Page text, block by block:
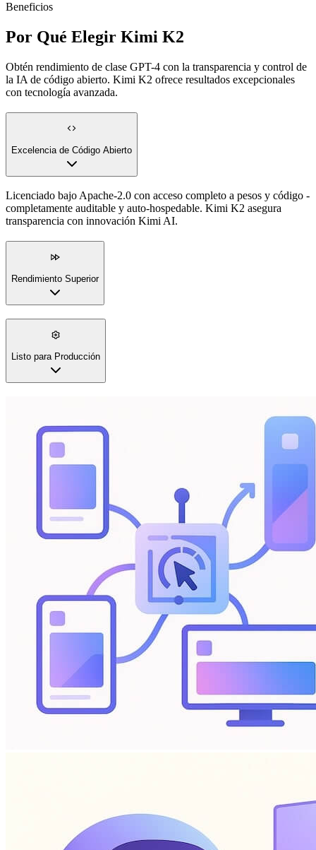
Beneficios
Por Qué Elegir Kimi K2
Obtén rendimiento de clase GPT-4 con la transparencia y control de
la IA de código abierto. Kimi K2 ofrece resultados excepcionales
con tecnología avanzada.
Excelencia de Código Abierto
Licenciado bajo Apache-2.0 con acceso completo a pesos y código -
completamente auditable y auto-hospedable. Kimi K2 asegura
transparencia con innovación Kimi AI.
Rendimiento Superior
Listo para Producción